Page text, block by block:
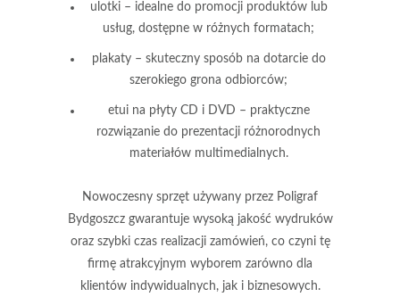
ulotki– idealne do promocji produktów lub
usług, dostępne w różnych formatach;
plakaty– skuteczny sposób na dotarcie do
szerokiego grona odbiorców;
etui na płyty CD i DVD – praktyczne
rozwiązanie do prezentacji różnorodnych
materiałów multimedialnych.
Nowoczesny sprzęt używany przez Poligraf
Bydgoszcz gwarantuje wysoką jakość wydruków
oraz szybki czas realizacjizamówień, co czyni tę
firmę atrakcyjnym wyborem zarówno dla
klientów indywidualnych, jak i biznesowych.